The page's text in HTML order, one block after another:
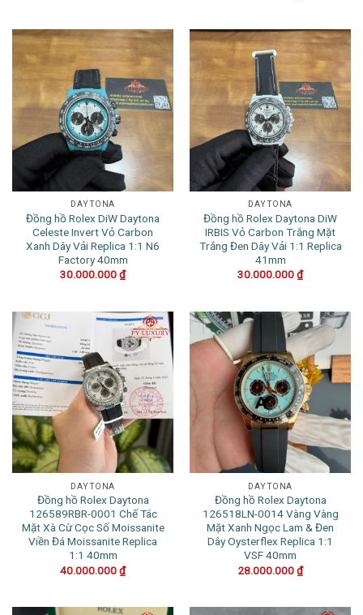
DAYTONA
Đồng hồ Rolex DiW Daytona
Celeste Invert Vỏ Carbon
Xanh Dây Vải Replica 1:1 N6
Factory 40mm
30.000.000₫
DAYTONA
Đồng hồ Rolex Daytona DiW
IRBIS Vỏ Carbon Trắng Mặt
Trắng Đen Dây Vải 1:1 Replica
41mm
30.000.000₫
DAYTONA
Đồng hồ Rolex Daytona
126589RBR-0001 Chế Tác
Mặt Xà Cừ Cọc Số Moissanite
Viền Đá Moissanite Replica
1:1 40mm
40.000.000₫
DAYTONA
Đồng hồ Rolex Daytona
126518LN-0014 Vàng Vàng
Mặt Xanh Ngọc Lam & Đen
Dây Oysterflex Replica 1:1
VSF 40mm
28.000.000₫